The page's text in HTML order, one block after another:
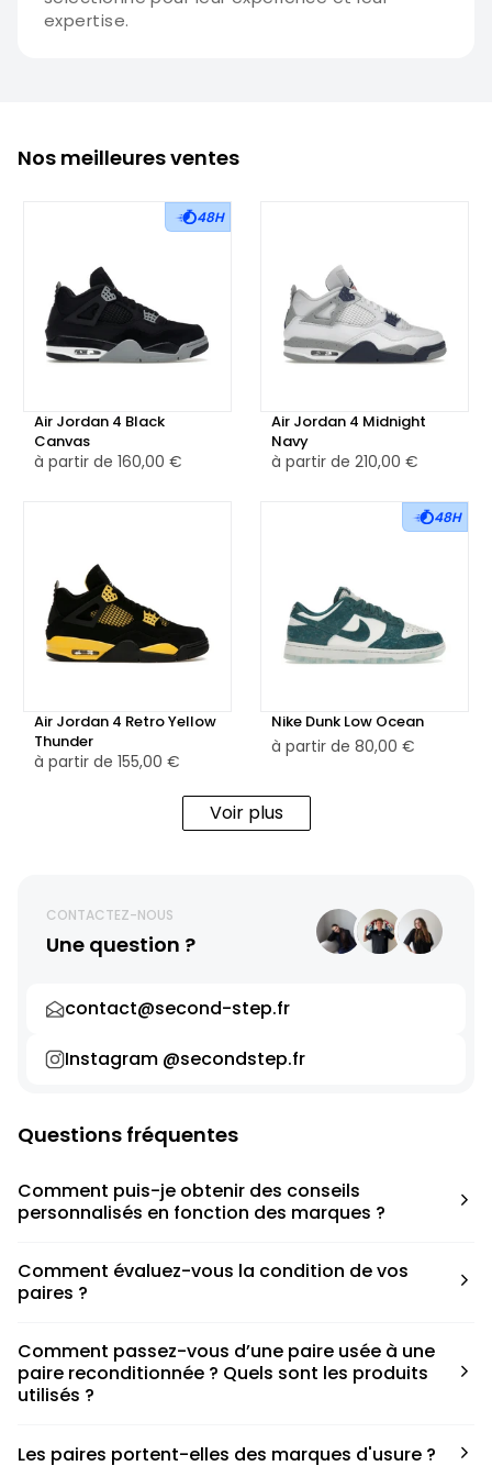
expertise.
Nos meilleures ventes
48H
Air Jordan 4 Black
Canvas
à partir de 160,00 €
Air Jordan 4 Midnight
Navy
à partir de 210,00 €
Air Jordan 4 Retro Yellow
Thunder
à partir de 155,00 €
48H
Nike Dunk Low Ocean
à partir de 80,00 €
Voir plus
CONTACTEZ-NOUS
Une question ?
contact@second-step.fr
Instagram @secondstep.fr
Questions fréquentes
Comment puis-je obtenir des conseils
personnalisés en fonction des marques ?
pour déterminer la taille appropriée, que ce soit une taille
en dessous, au-dessus ou correspondant à votre taille
Comment évaluez-vous la condition de vos
paires ?
défauts spécifiques de chaque paire.
Comment passez-vous d’une paire usée à une
paire reconditionnée ? Quels sont les produits
utilisés ?
ont fait de cette passion leur métier afin de reconditionner
Les paires portent-elles des marques d'usure ?